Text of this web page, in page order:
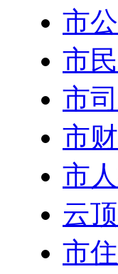
市
市
市
市
市
云
市